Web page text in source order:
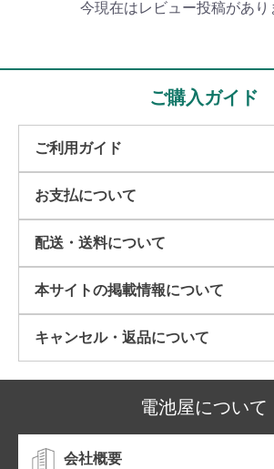
今現在はレビュー投稿があり
ご購入ガイド
ご利用ガイド
お支払について
配送・送料について
本サイトの掲載情報について​
キャンセル・返品について​
電池屋について
会社概要